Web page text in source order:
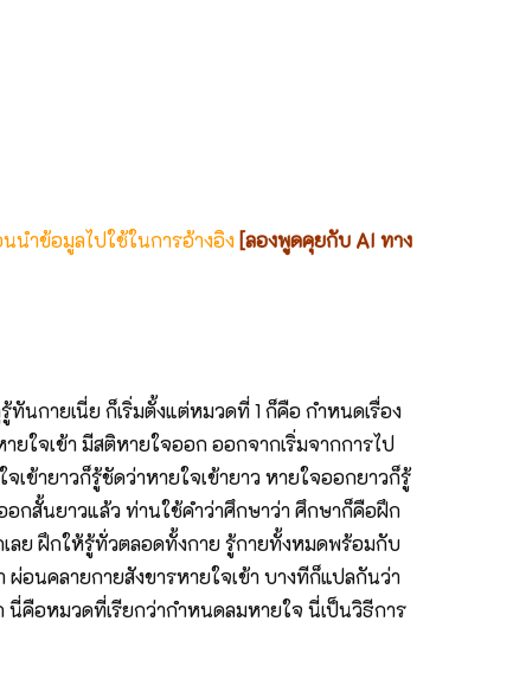
นำข้อมูลไปใช้ในการอ้างอิง [ลองพูดคุยกับ AI ทาง
นกายเนี่ย ก็เริ่มตั้งแต่หมวดที่ 1 ก็คือ กำหนดเรื่อง
ใจเข้า มีสติหายใจออก ออกจากเริ่มจากการไป
เข้ายาวก็รู้ชัดว่าหายใจเข้ายาว หายใจออกยาวก็รู้
อกสั้นยาวแล้ว ท่านใช้คำว่าศึกษาว่า ศึกษาก็คือฝึก
เลย ฝึกให้รู้ทั่วตลอดทั้งกาย รู้กายทั้งหมดพร้อมกับ
อนคลายกายสังขารหายใจเข้า บางทีก็แปลกันว่า
คือหมวดที่เรียกว่ากำหนดลมหายใจ นี่เป็นวิธีการ